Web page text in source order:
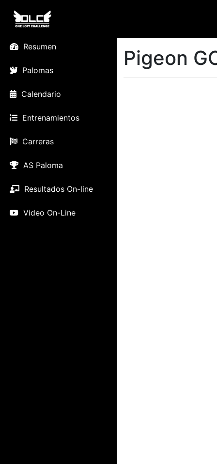
Resumen
Palomas
Calendario
Entrenamientos
Carreras
AS Paloma
Resultados On-line
Video On-Line
Pigeon